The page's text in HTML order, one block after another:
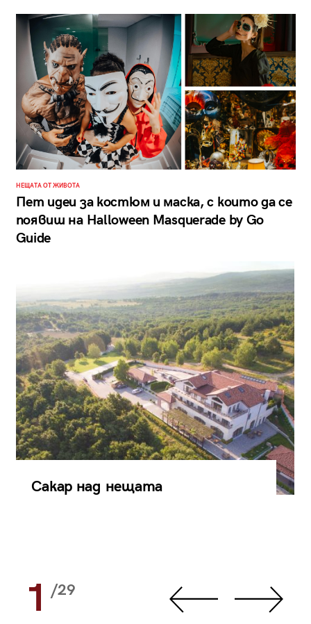
НЕЩАТА ОТ ЖИВОТА
Пет идеи за костюм и маска, с които да се
появиш на Halloween Masquerade by Go
Guide
Сакар над нещата
1 /29